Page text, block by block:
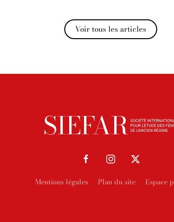
Voir tous les articles
Mentions légales Plan du site Espace